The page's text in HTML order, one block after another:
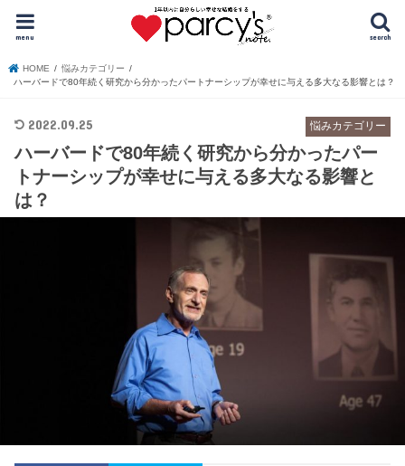
search
menu
HOME
悩みカテゴリー
ハーバードで80年続く研究から分かったパートナーシップが幸せに与える多大なる影響とは？
悩みカテゴリー
2022.09.25
ハーバードで80年続く研究から分かったパー
トナーシップが幸せに与える多大なる影響と
は？